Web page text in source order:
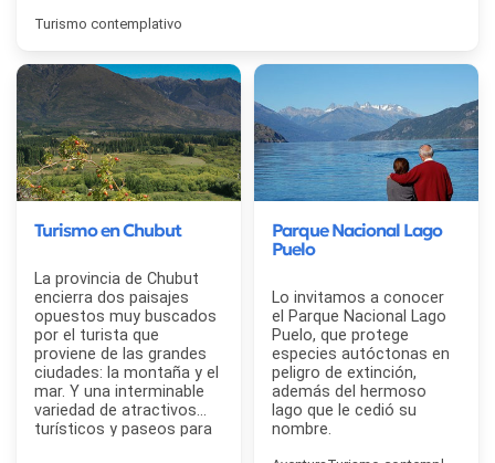
Turismo contemplativo
Turismo en Chubut
La provincia de Chubut
encierra dos paisajes
opuestos muy buscados
por el turista que
proviene de las grandes
ciudades: la montaña y el
mar. Y una interminable
variedad de atractivos
turísticos y paseos para
Parque Nacional Lago
Puelo
Lo invitamos a conocer
el Parque Nacional Lago
Puelo, que protege
especies autóctonas en
peligro de extinción,
además del hermoso
lago que le cedió su
nombre.